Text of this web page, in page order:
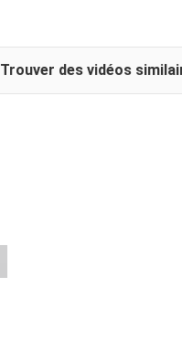
Trouver des vidéos